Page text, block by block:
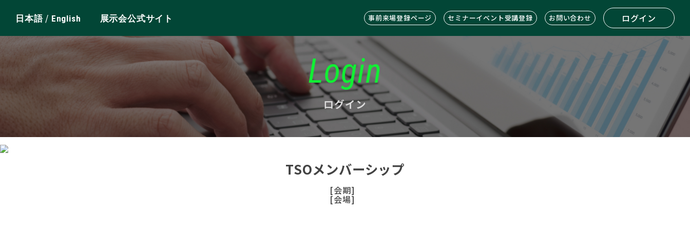
日本語/ English 展示会公式サイト 事前来場登録ページ セミナーイベント受講登録 お問い合わせ ログイン
Login
ログイン
TSOメンバーシップ
[会期]
[会場]